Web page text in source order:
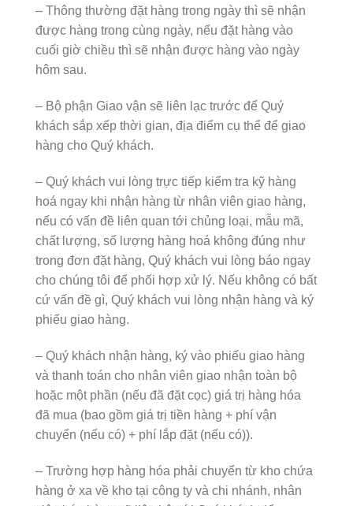
– Thông thường đặt hàng trong ngày thì sẽ nhận
được hàng trong cùng ngày, nếu đặt hàng vào
cuối giờ chiều thì sẽ nhận được hàng vào ngày
hôm sau.
– Bộ phận Giao vận sẽ liên lạc trước để Quý
khách sắp xếp thời gian, địa điểm cụ thể để giao
hàng cho Quý khách.
– Quý khách vui lòng trực tiếp kiểm tra kỹ hàng
hoá ngay khi nhận hàng từ nhân viên giao hàng,
nếu có vấn đề liên quan tới chủng loại, mẫu mã,
chất lượng, số lượng hàng hoá không đúng như
trong đơn đặt hàng, Quý khách vui lòng báo ngay
cho chúng tôi để phối hợp xử lý. Nếu không có bất
cứ vấn đề gì, Quý khách vui lòng nhận hàng và ký
phiếu giao hàng.
– Quý khách nhận hàng, ký vào phiếu giao hàng
và thanh toán cho nhân viên giao nhận toàn bộ
hoặc một phần (nếu đã đặt cọc) giá trị hàng hóa
đã mua (bao gồm giá trị tiền hàng + phí vận
chuyển (nếu có) + phí lắp đặt (nếu có)).
– Trường hợp hàng hóa phải chuyển từ kho chứa
hàng ở xa về kho tại công ty và chi nhánh, nhân